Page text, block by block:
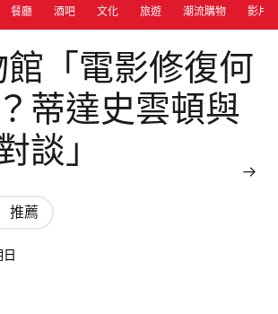
餐廳 酒吧 文化 旅遊 潮流購物 影片
Tilda Swinton/Brigitte Lacombe
館「電影修復何
蒂達史雲頓與
談」
推薦